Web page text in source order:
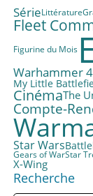
SérieLittérature
Fleet
Figurine du Mois
Warhammer
My Little
CinémaThe
Compte-
Star Wars
Gears of WarStar
X-Wing
Recherche